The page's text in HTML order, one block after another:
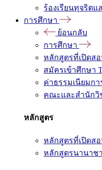
ร้องเรียนทุจริต
การศึกษา
ย้อนกลับ
การศึกษา
หลักสูตรที่เปิดส
สมัครเข้าศึกษา
ค่าธรรมเนียมก
คณะและสำนักวิ
หลักสูตร
หลักสูตรที่เปิดส
หลักสูตรนานาช